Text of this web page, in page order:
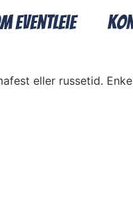
Eventleie
eller russetid.